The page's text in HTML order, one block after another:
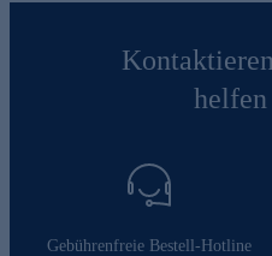
helfen
Gebührenfreie Bestell-Hotline